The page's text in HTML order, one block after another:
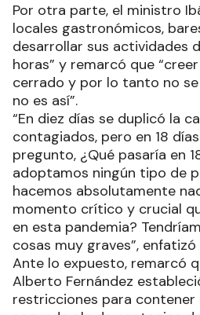
Por otra parte, el ministro
locales gastronómicos,
desarrollar sus actividades
horas” y remarcó que
cerrado y por lo tanto no
no es así”.
“En diez días se duplicó la
contagiados, pero en 18
pregunto, ¿Qué pasaría en
adoptamos ningún tipo de
hacemos absolutamente
momento crítico y crucial
en esta pandemia?
cosas muy graves”,
Ante lo expuesto, remarcó
Alberto Fernández
restricciones para contener